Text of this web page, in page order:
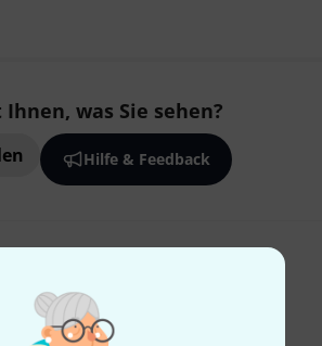
was Sie sehen?
Hilfe & Feedback